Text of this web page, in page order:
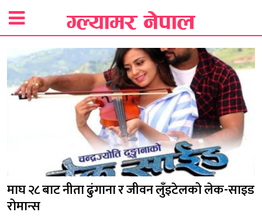
माघ २८ बाट नीता ढुंगाना र जीवन लुँइटेलको लेक-साइड
रोमान्स